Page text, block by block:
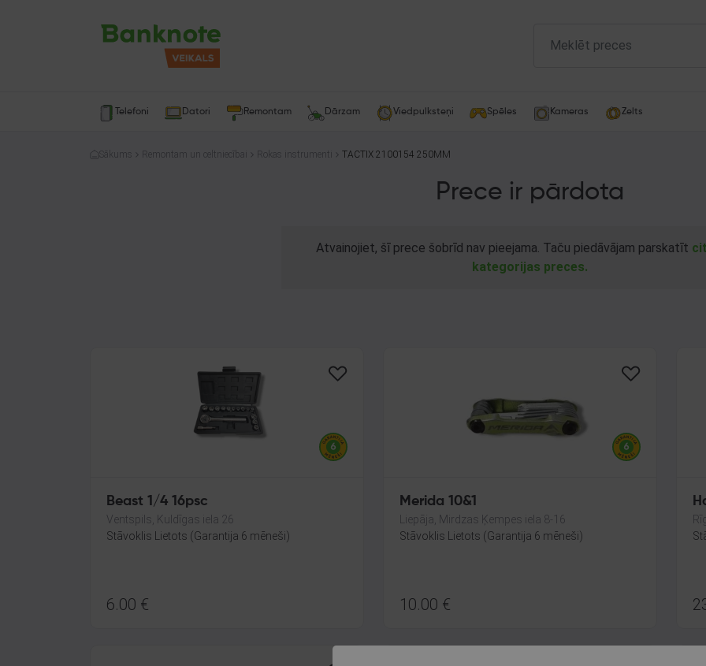
Telefoni Datori Remontam Dārzam Viedpulksteņi Spēles Kameras Zelts
Sākums Remontam un celtniecībai Rokas instrumenti TACTIX 2100154 250MM
Prece ir pārdota
Atvainojiet, šī prece šobrīd nav pieejama. Taču piedāvājam parskatīt
kategorijas preces.
Beast 1/4 16psc
Ventspils, Kuldīgas iela 26
Stāvoklis Lietots (Garantija 6 mēneši)
6.00 €
Merida 10&1
Liepāja, Mirdzas Ķempes iela 8-16
Stāvoklis Lietots (Garantija 6 mēneši)
10.00 €